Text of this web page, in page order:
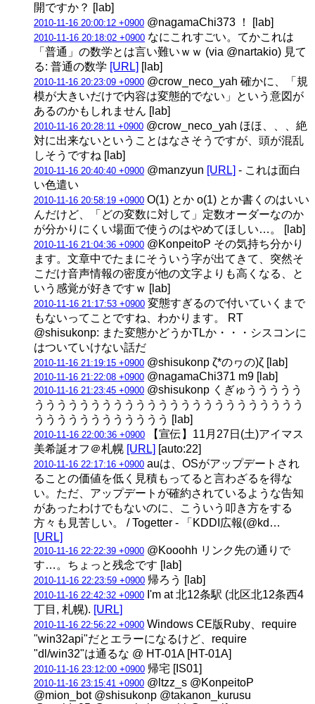
開ですか？ [lab]
2010-11-16 20:00:12 +0900 @nagamaChi373 ！ [lab]
2010-11-16 20:18:02 +0900 なにこれすごい。てかこれは
「普通」の数学とは言い難いｗｗ (via @nartakio) 見て
る: 普通の数学 [URL] [lab]
2010-11-16 20:23:09 +0900 @crow_neco_yah 確かに、「規
模が大きいだけで内容は変態的でない」という意図が
あるのかもしれません [lab]
2010-11-16 20:28:11 +0900 @crow_neco_yah ほほ、、、絶
対に出来ないということはなさそうですが、頭が混乱
しそうですね [lab]
2010-11-16 20:40:40 +0900 @manzyun [URL] - これは面白
い色遣い
2010-11-16 20:58:19 +0900 O(1) とか o(1) とか書くのはいい
んだけど、「どの変数に対して」定数オーダーなのか
が分かりにくい場面で使うのはやめてほしい…。 [lab]
2010-11-16 21:04:36 +0900 @KonpeitoP その気持ち分かり
ます。文章中でたまにそういう字が出てきて、突然そ
こだけ音声情報の密度が他の文字よりも高くなる、と
いう感覚が好きですｗ [lab]
2010-11-16 21:17:53 +0900 変態すぎるので付いていくまで
もないってことですね、わかります。 RT
@shisukonp: また変態かどうかTLか・・・シスコンに
はついていけない話だ
2010-11-16 21:19:15 +0900 @shisukonp ζ*のヮの)ζ [lab]
2010-11-16 21:22:08 +0900 @nagamaChi371 m9 [lab]
2010-11-16 21:23:45 +0900 @shisukonp くぎゅううううう
うううううううううううううううううううううううう
うううううううううううう [lab]
2010-11-16 22:00:36 +0900 【宣伝】11月27日(土)アイマス
美希誕オフ＠札幌 [URL] [auto:22]
2010-11-16 22:17:16 +0900 auは、OSがアップデートされ
ることの価値を低く見積もってると言わざるを得な
い。ただ、アップデートが確約されているような告知
があったわけでもないのに、こういう叩き方をする
方々も見苦しい。 / Togetter - 「KDDI広報(@kd…
[URL]
2010-11-16 22:22:39 +0900 @Kooohh リンク先の通りで
す…。ちょっと残念です [lab]
2010-11-16 22:23:59 +0900 帰ろう [lab]
2010-11-16 22:42:32 +0900 I'm at 北12条駅 (北区北12条西4
丁目, 札幌). [URL]
2010-11-16 22:56:22 +0900 Windows CE版Ruby、require
"win32api"だとエラーになるけど、require
"dl/win32"は通るな @ HT-01A [HT-01A]
2010-11-16 23:12:00 +0900 帰宅 [IS01]
2010-11-16 23:15:41 +0900 @ltzz_s @KonpeitoP
@mion_bot @shisukonp @takanon_kurusu